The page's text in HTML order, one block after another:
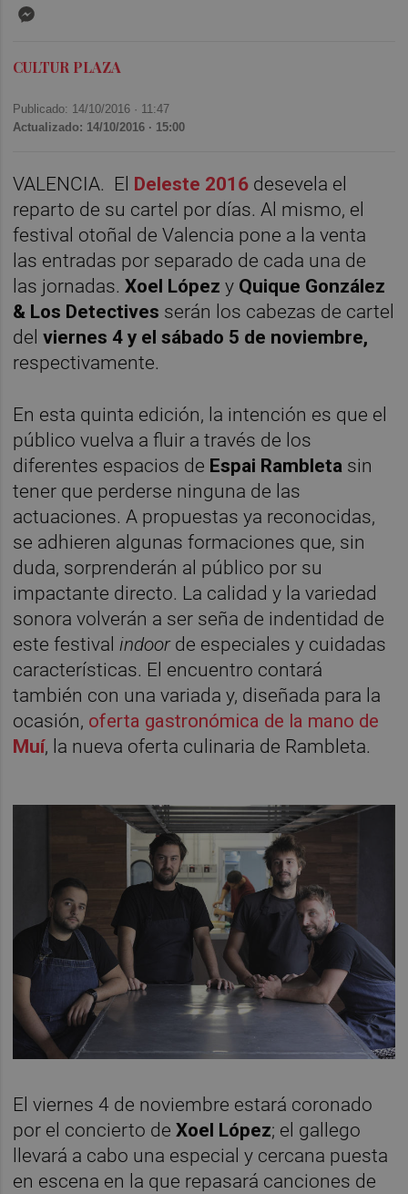
CULTUR PLAZA
Publicado: 14/10/2016 · 11:47
Actualizado: 14/10/2016 · 15:00
VALENCIA. El Deleste 2016 desevela el
reparto de su cartel por días. Al mismo, el
festival otoñal de Valencia pone a la venta
las entradas por separado de cada una de
las jornadas.Xoel Lópezy Quique González
& Los Detectives serán los cabezas de cartel
delviernes 4 y el sábado 5 de noviembre,
respectivamente.
En esta quinta edición, la intención es que el
público vuelva a fluir a través de los
diferentes espacios de Espai Rambleta sin
tener que perderse ninguna de las
actuaciones. A propuestas ya reconocidas,
se adhieren algunas formaciones que, sin
duda, sorprenderán al público por su
impactante directo. La calidad y la variedad
sonora volverán a ser seña de indentidad de
este festivalindoorde especiales y cuidadas
características. El encuentro contará
también con una variada y, diseñada para la
ocasión, oferta gastronómica de la mano de
Muí, la nueva oferta culinaria de Rambleta.
El viernes 4 de noviembre estará coronado
por el concierto deXoel López; el gallego
llevará a cabo una especial y cercana puesta
en escena en la que repasará canciones de